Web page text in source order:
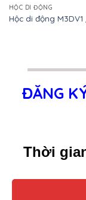
HỘC DI ĐỘNG
Hộc di động M3DV1
ĐĂNG
Thời